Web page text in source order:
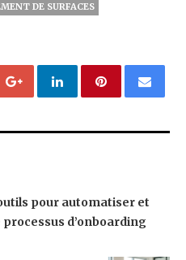
DE SURFACES
pour automatiser et
d’onboarding